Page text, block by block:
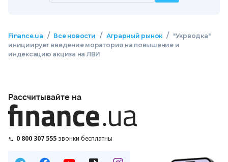
Finance.ua / Все новости / Аграрный рынок /
"Укрводка"
инициирует введение моратория на повышение и
индексацию акциза на ЛВИ
Рассчитывайте на
0 800 307 555 звонки бесплатны